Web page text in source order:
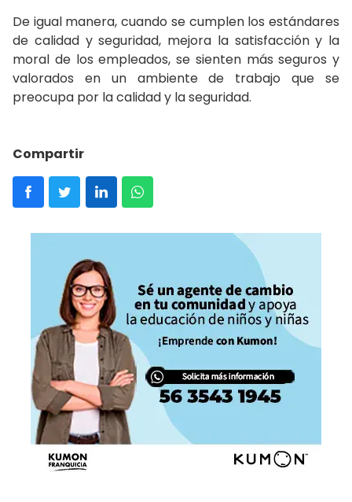
De igual manera, cuando se cumplen los estándares
de calidad y seguridad, mejora la satisfacción y la
moral de los empleados, se sienten más seguros y
valorados en un ambiente de trabajo que se
preocupa por la calidad y la seguridad.
Compartir